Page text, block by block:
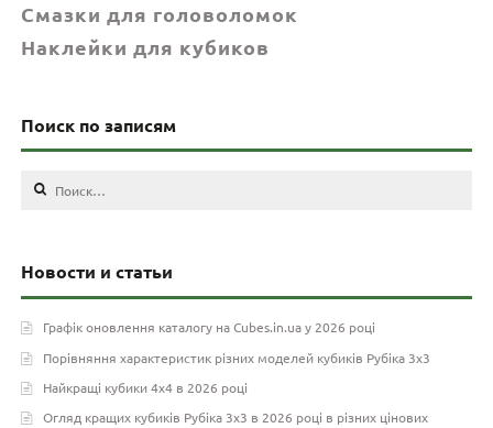
Смазки для головоломок
Наклейки для кубиков
Поиск по записям
Найти:
Новости и статьи
Графік оновлення каталогу на Cubes.in.ua у 2026 році
Порівняння характеристик різних моделей кубиків Рубіка 3х3
Найкращі кубики 4х4 в 2026 році
Огляд кращих кубиків Рубіка 3х3 в 2026 році в різних цінових